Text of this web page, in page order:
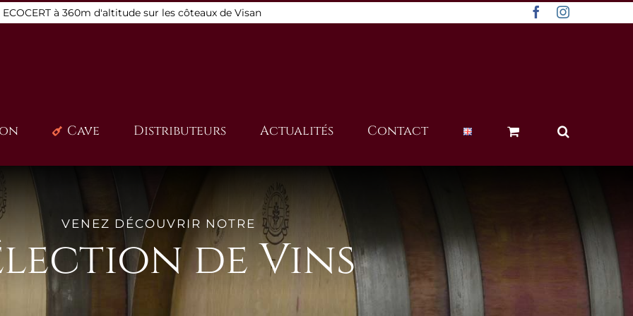
à 360m d'altitude sur les côteaux de Visan FacebookInstagram
Cave Distributeurs Actualités Contact
VENEZ DÉCOUVRIR NOTRE
de Vins